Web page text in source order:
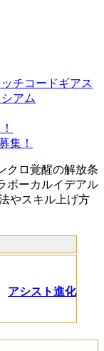
チコードギアス
アム
集！
クロ覚醒の解放条
ボーカルイデアル
やスキル上げ方
アシスト進化